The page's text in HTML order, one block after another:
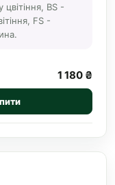
BS -
FS -
1 180 ₴